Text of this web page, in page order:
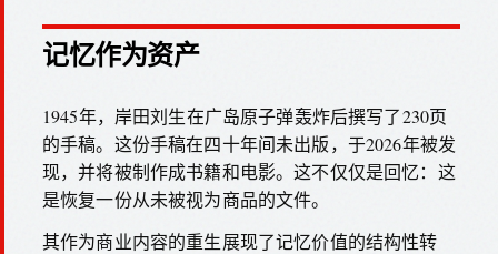
记忆作为资产
1945年，岸田刘生在广岛原子弹轰炸后撰写了230页
的手稿。这份手稿在四十年间未出版，于2026年被发
现，并将被制作成书籍和电影。这不仅仅是回忆：这
是恢复一份从未被视为商品的文件。
其作为商业内容的重生展现了记忆价值的结构性转